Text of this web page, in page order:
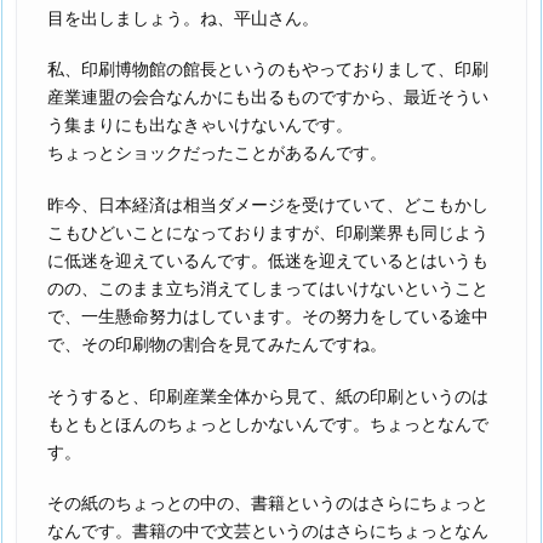
目を出しましょう。ね、平山さん。
私、印刷博物館の館長というのもやっておりまして、印刷
産業連盟の会合なんかにも出るものですから、最近そうい
う集まりにも出なきゃいけないんです。
ちょっとショックだったことがあるんです。
昨今、日本経済は相当ダメージを受けていて、どこもかし
こもひどいことになっておりますが、印刷業界も同じよう
に低迷を迎えているんです。低迷を迎えているとはいうも
のの、このまま立ち消えてしまってはいけないということ
で、一生懸命努力はしています。その努力をしている途中
で、その印刷物の割合を見てみたんですね。
そうすると、印刷産業全体から見て、紙の印刷というのは
もともとほんのちょっとしかないんです。ちょっとなんで
す。
その紙のちょっとの中の、書籍というのはさらにちょっと
なんです。書籍の中で文芸というのはさらにちょっとなん